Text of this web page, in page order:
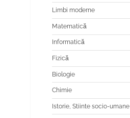
Limbi moderne
Matematică
Informatică
Fizică
Biologie
Chimie
Istorie, Stiinte socio-umane